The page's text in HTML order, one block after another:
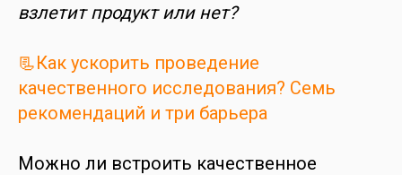
взлетит продукт или нет?
📃Как ускорить проведение
качественного исследования? Семь
рекомендаций и три барьера
Можно ли встроить качественное